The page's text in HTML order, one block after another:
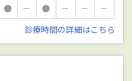
● － ● － －
－
診療時間の詳細はこちら